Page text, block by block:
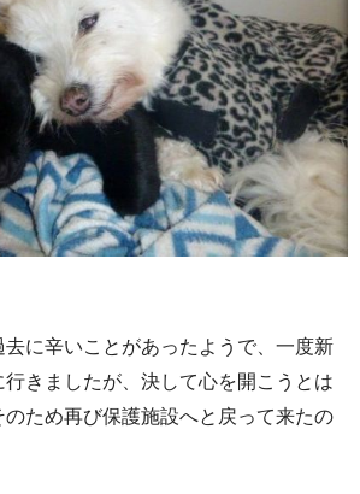
に辛いことがあったようで、一度新
行きましたが、決して心を開こうとは
のため再び保護施設へと戻って来たの